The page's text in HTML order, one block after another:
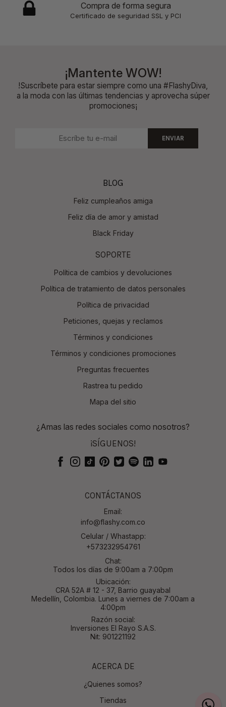
Compra de forma segura
Certificado de seguridad SSL y PCI
¡Mantente WOW!
!Suscríbete para estar siempre como una #FlashyDiva,
a la moda con las últimas tendencias y aprovecha súper
promociones¡
ENVIAR
BLOG
Feliz cumpleaños amiga
Feliz día de amor y amistad
Black Friday
SOPORTE
Política de cambios y devoluciones
Política de tratamiento de datos personales
Política de privacidad
Peticiones, quejas y reclamos
Términos y condiciones
Términos y condiciones promociones
Preguntas frecuentes
Rastrea tu pedido
Mapa del sitio
¿Amas las redes sociales como nosotros?
¡SÍGUENOS!
CONTÁCTANOS
Email:
info@flashy.com.co
Celular / Whastapp:
+573232954761
Chat:
Todos los días de 9:00am a 7:00pm
Ubicación:
CRA 52A # 12 - 37, Barrio guayabal
Medellín, Colombia. Lunes a viernes de 7:00am a
4:00pm
Razón social:
Inversiones El Rayo S.A.S.
Nit: 901221192
ACERCA DE
¿Quienes somos?
Tiendas